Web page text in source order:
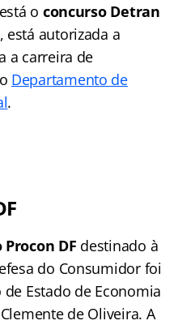
o concurso Detran
está autorizada a
a carreira de
Departamento de
.
DF destinado à
do Consumidor foi
Estado de Economia
de Oliveira. A